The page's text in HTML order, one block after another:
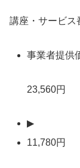
講座・サービス
事業者提供
23,560円
▶
11,780円